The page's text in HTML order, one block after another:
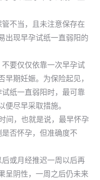
不当，且未注意保存在
出现早孕试纸一直弱阳的
要仅仅依靠一次早孕试
期妊娠。为保险起见，
纸一直弱阳时，最可靠
尽早采取措施。
间，也就是说，最早怀孕
否怀孕，但准确度不
或月经推迟一周以后再
呈阴性，一周之后仍未来